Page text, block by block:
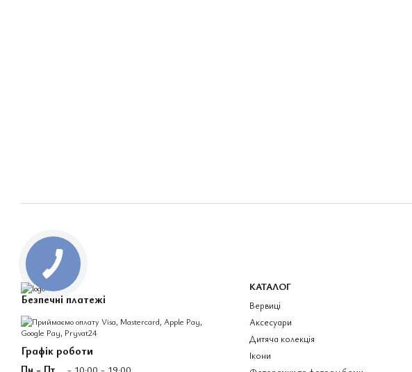
Безпечні платежі
Графік роботи
Пн - Пт - 10:00 - 19:00
КАТАЛОГ
Вервиці
Аксесуари
Дитяча колекція
Ікони